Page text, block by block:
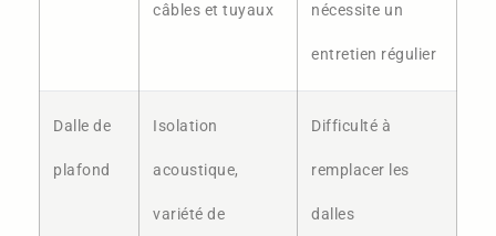
câbles et tuyaux nécessite un
entretien régulier
Dalle de
plafond
Isolation
acoustique,
variété de
Difficulté à
remplacer les
dalles